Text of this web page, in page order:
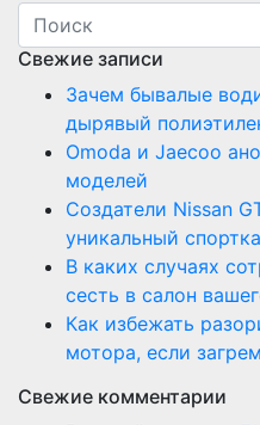
Свежие записи
Зачем бывалые
дырявый
Оmoda и Jaecoo
моделей
Создатели Nissan
уникальный
В каких случаях
сесть в салон
Как избежать
мотора, если
Свежие комментарии